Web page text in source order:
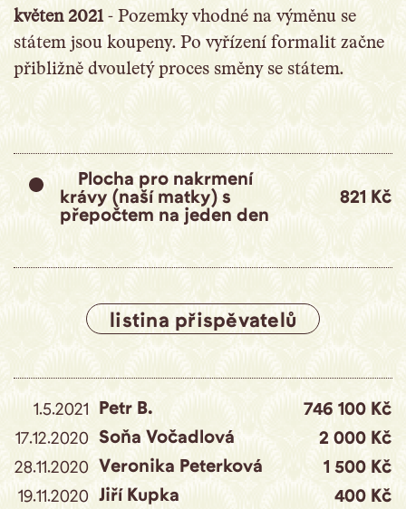
květen 2021 - Pozemky vhodné na výměnu se
státem jsou koupeny. Po vyřízení formalit začne
přibližně dvouletý proces směny se státem.
Plocha pro nakrmení
krávy (naší matky) s
přepočtem na jeden den
821 Kč
listina přispěvatelů
1.5.2021 Petr B.
746 100 Kč
17.12.2020 Soňa Vočadlová
2 000 Kč
28.11.2020 Veronika Peterková
1 500 Kč
19.11.2020 Jiří Kupka 400 Kč